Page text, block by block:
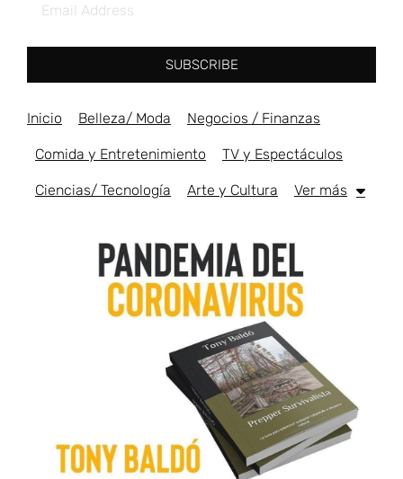
SUBSCRIBE
Inicio Belleza/ Moda Negocios / Finanzas
Comida y Entretenimiento TV y Espectáculos
Ciencias/ Tecnología Arte y Cultura Ver más